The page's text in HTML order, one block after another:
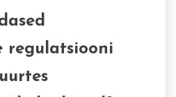
regulatsiooni